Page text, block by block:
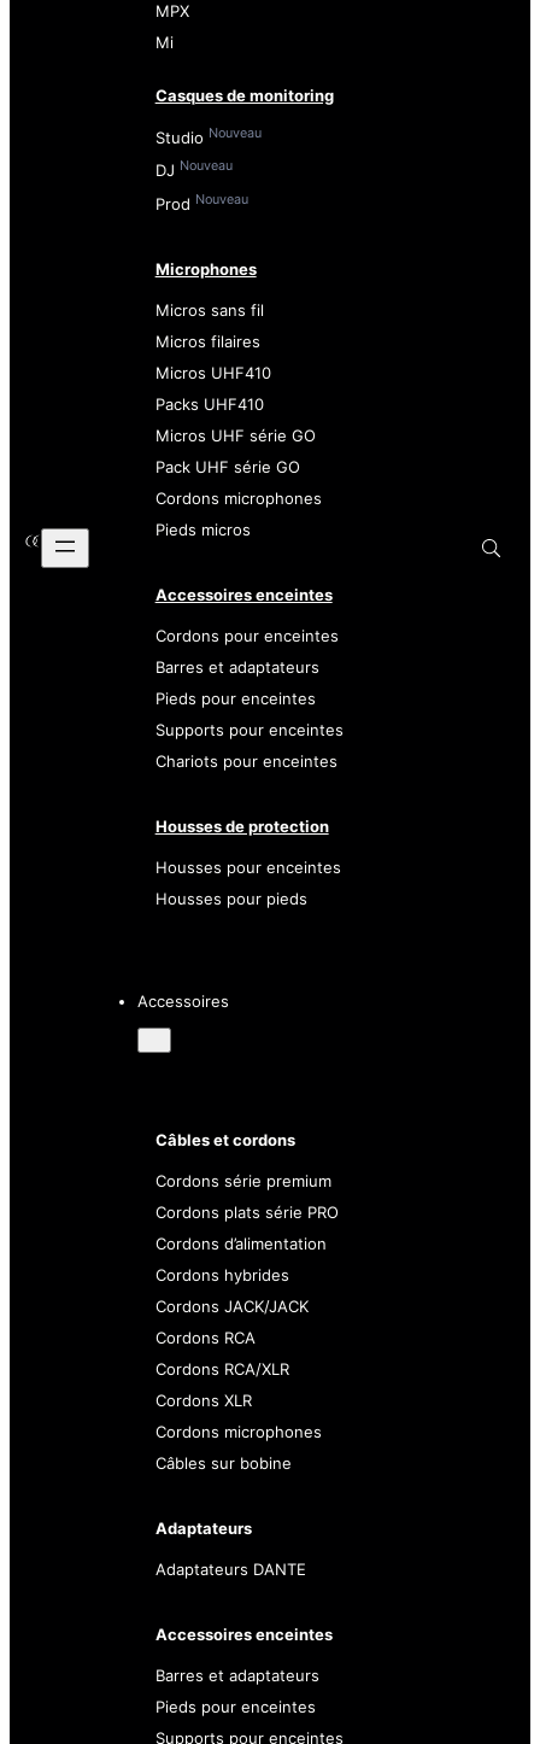
MPX
Mi
Casques de monitoring
Studio Nouveau
DJ Nouveau
Prod Nouveau
Microphones
Micros sans fil
Micros filaires
Micros UHF410
Packs UHF410
Micros UHF série GO
Pack UHF série GO
Cordons microphones
Pieds micros
Accessoires enceintes
Cordons pour enceintes
Barres et adaptateurs
Pieds pour enceintes
Supports pour enceintes
Chariots pour enceintes
Housses de protection
Housses pour enceintes
Housses pour pieds
Accessoires
Câbles et cordons
Cordons série premium
Cordons plats série PRO
Cordons d’alimentation
Cordons hybrides
Cordons JACK/JACK
Cordons RCA
Cordons RCA/XLR
Cordons XLR
Cordons microphones
Câbles sur bobine
Adaptateurs
Adaptateurs DANTE
Accessoires enceintes
Barres et adaptateurs
Pieds pour enceintes
Supports pour enceintes